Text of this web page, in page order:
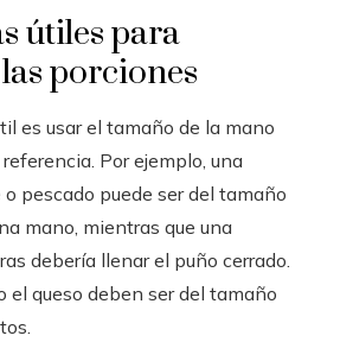
útiles para
porciones
es usar el tamaño de la mano
Por ejemplo, una
pescado puede ser del tamaño
mano, mientras que una
debería llenar el puño cerrado.
el queso deben ser del tamaño